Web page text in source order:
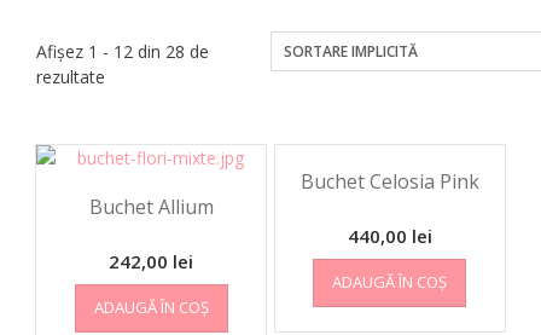
Afișez 1 - 12 din 28 de
rezultate
Buchet Allium
242,00 lei
ADAUGĂ ÎN COȘ
Buchet Celosia Pink
440,00 lei
ADAUGĂ ÎN COȘ